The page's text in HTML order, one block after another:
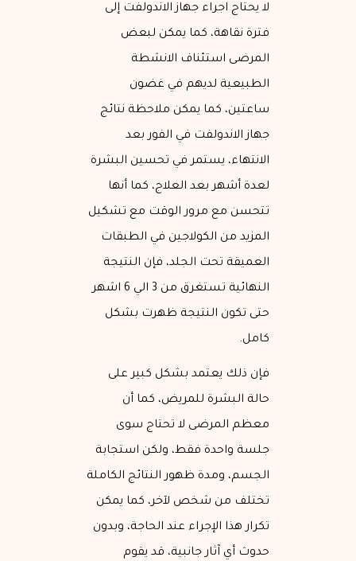
لا يحتاج اجراء جهاز الاندولفت إلى
فترة نقاهة، كما يمكن لبعض
المرضى استئناف الانشطة
الطبيعية لديهم في غضون
ساعتين، كما يمكن ملاحظة نتائج
جهاز الاندولفت في الفور بعد
الانتهاء، يستمر في تحسين البشرة
لعدة أشهر بعد العلاج، كما أنها
تتحسن مع مرور الوقت مع تشكيل
المزيد من الكولاجين في الطبقات
العميقة تحت الجلد، فإن النتيجة
النهائية تستغرق من 3 الي 6 اشهر
حتى تكون النتيجة ظهرت بشكل
كامل.
فإن ذلك يعتمد بشكل كبير على
حالة البشرة للمريض، كما أن
معظم المرضى لا تحتاج سوى
جلسة واحدة فقط، ولكن استجابة
الجسم، ومدة ظهور النتائج الكاملة
تختلف من شخص لآخر، كما يمكن
تكرار هذا الإجراء عند الحاجة، وبدون
حدوث أي آثار جانبية، قد يقوم